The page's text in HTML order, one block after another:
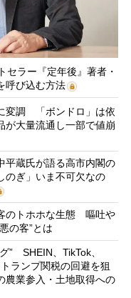
セラー『定年後』著者・
呼び込む方法
変調 「ボンドロ」は依
が大量流通し一部で値崩
平蔵氏が語る高市内閣の
ぎ」いま不可欠なの
のトホホな生態 嘔吐や
の客”とは
” SHEIN、TikTok、
ランプ関税の回避を狙
業参入・土地取得への